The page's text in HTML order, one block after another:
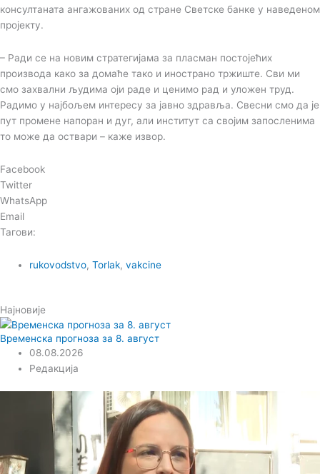
консултаната ангажованих од стране Светске банке у наведеном
пројекту.
– Ради се на новим стратегијама за пласман постојећих
производа како за домаће тако и инострано тржиште. Сви ми
смо захвални људима оји раде и ценимо рад и уложен труд.
Радимо у најбољем интересу за јавно здравља. Свесни смо да је
пут промене напоран и дуг, али институт са својим запосленима
то може да оствари – каже извор.
Facebook
Twitter
WhatsApp
Email
Тагови:
rukovodstvo,Torlak,vakcine
Најновије
Временска прогноза за 8. август
08.08.2026
Редакција